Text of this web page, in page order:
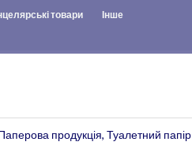
товари Інше
продукція,Туалетний папір